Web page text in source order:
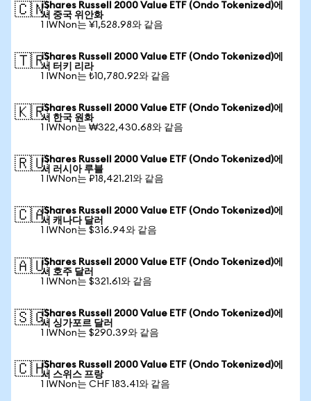
🇨🇳iShares Russell 2000 Value ETF (Ondo Tokenized)에
서 중국 위안화
1 IWNon는 ¥1,528.98와 같음
🇹🇷iShares Russell 2000 Value ETF (Ondo Tokenized)에
서 터키 리라
1 IWNon는 ₺10,780.92와 같음
🇰🇷iShares Russell 2000 Value ETF (Ondo Tokenized)에
서 한국 원화
1 IWNon는 ₩322,430.68와 같음
🇷🇺iShares Russell 2000 Value ETF (Ondo Tokenized)에
서 러시아 루블
1 IWNon는 ₽18,421.21와 같음
🇨🇦iShares Russell 2000 Value ETF (Ondo Tokenized)에
서 캐나다 달러
1 IWNon는 $316.94와 같음
🇦🇺iShares Russell 2000 Value ETF (Ondo Tokenized)에
서 호주 달러
1 IWNon는 $321.61와 같음
🇸🇬iShares Russell 2000 Value ETF (Ondo Tokenized)에
서 싱가포르 달러
1 IWNon는 $290.39와 같음
🇨🇭iShares Russell 2000 Value ETF (Ondo Tokenized)에
서 스위스 프랑
1 IWNon는 CHF 183.41와 같음